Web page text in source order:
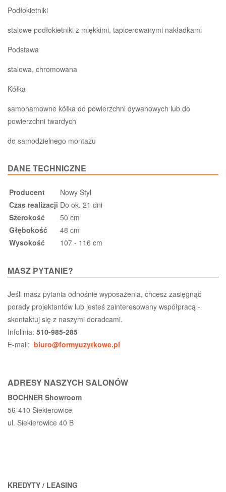
Podłokietniki
stalowe podłokietniki z miękkimi, tapicerowanymi nakładkami
Podstawa
stalowa, chromowana
Kółka
samohamowne kółka do powierzchni dywanowych lub do
powierzchni twardych
do samodzielnego montażu
DANE TECHNICZNE
Producent
Nowy Styl
Czas realizacji Do ok. 21 dni
Szerokość
50 cm
Głębokość
48 cm
Wysokość
107 - 116 cm
MASZ PYTANIE?
Jeśli masz pytania odnośnie wyposażenia, chcesz zasięgnąć
porady projektantów lub jesteś zainteresowany współpracą -
skontaktuj się z naszymi doradcami.
Infolinia: 510-985-285
E-mail: biuro@formyuzytkowe.pl
ADRESY NASZYCH SALONÓW
BOCHNER Showroom
56-410 Siekierowice
ul. Siekierowice 40 B
KREDYTY / LEASING